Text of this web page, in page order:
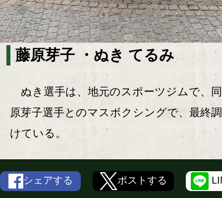
藤原芽子 ・ぬき てるみ
ぬき選手は、地元のスポーツジムで、
原芽子選手とのマスボクシングで、最終
けている。
シェアする ポストする